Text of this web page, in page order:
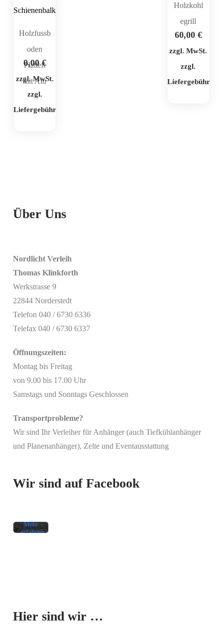
Holzfussb
oden
Platten
mit Alu
0,00€
zzgl. MwSt.
zzgl.
Liefergebühr
Holzkohl
egrill
60,00 €
zzgl. MwSt.
zzgl.
Liefergebühr
Über Uns
Nordlicht Verleih
Thomas Klinkforth
Werkstrasse 9
22844 Norderstedt
Telefon 040 / 6730 6336
Telefax 040 / 6730 6337
Öffnungszeiten:
Montag bis Freitag
von 9.00 bis 17.00 Uhr
Samstags und Sonntags Geschlossen
Transportprobleme?
Wir sind Ihr Verleiher für Anhänger (auch Tiefkühlanhänger
und Planenanhänger), Zelte und Eventausstattung
Wir sind auf Facebook
Mit
akzeptieren
Mehr
erfahren
Hier sind wir …
akzeptieren